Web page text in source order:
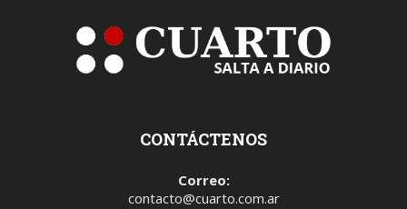
CONTÁCTENOS
Correo:
contacto@cuarto.com.ar